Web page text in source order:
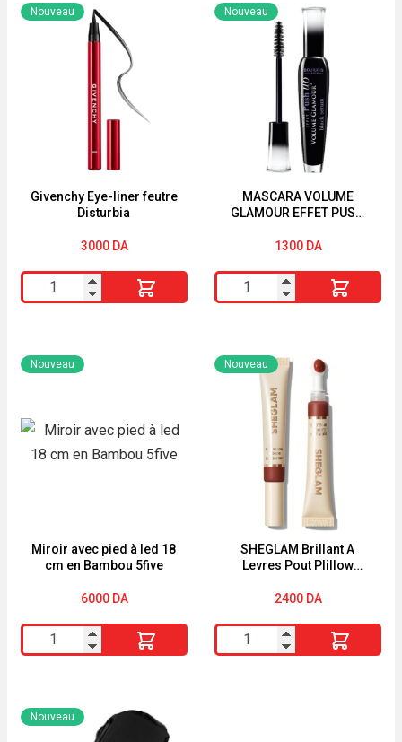
Givenchy Eye-liner feutre
Disturbia
Nouveau
3000 DA
quantité
de
Eye-
liner
Disturbia
MASCARA VOLUME
GLAMOUR EFFET PUSH
BOURJOIS
Nouveau
1300 DA
quantité
de
VOLUME
GLAMOUR
BOURJOIS
Miroir avec pied à led 18
cm en Bambou 5five
Nouveau
6000 DA
quantité
de
avec
pied
SHEGLAM Brillant A
Levres Pout PIillow
Nouveau
2400 DA
quantité
de
Nouveau